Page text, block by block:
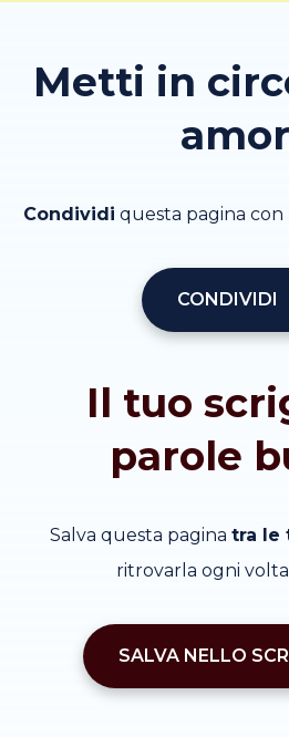
Metti in
Condividi questa pagina con
CONDIVIDI
Il tuo
parole
Salva questa pagina tra le
ritrovarla ogni
SALVA NELLO